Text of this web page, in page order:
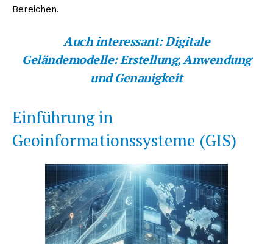
Bereichen.
Auch interessant:Digitale
Geländemodelle: Erstellung, Anwendung
und Genauigkeit
Einführung in
Geoinformationssysteme (GIS)